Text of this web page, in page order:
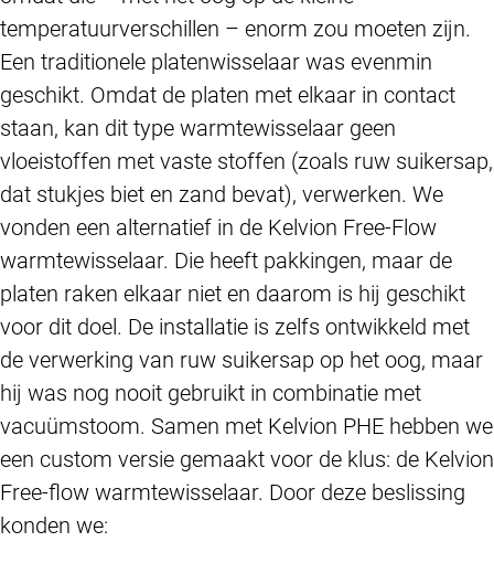
temperatuurverschillen – enorm zou moeten zijn.
Een traditionele platenwisselaar was evenmin
geschikt. Omdat de platen met elkaar in contact
staan, kan dit type warmtewisselaar geen
vloeistoffen met vaste stoffen (zoals ruw suikersap,
dat stukjes biet en zand bevat), verwerken. We
vonden een alternatief in de Kelvion Free-Flow
warmtewisselaar. Die heeft pakkingen, maar de
platen raken elkaar niet en daarom is hij geschikt
voor dit doel. De installatie is zelfs ontwikkeld met
de verwerking van ruw suikersap op het oog, maar
hij was nog nooit gebruikt in combinatie met
vacuümstoom. Samen met Kelvion PHE hebben we
een custom versie gemaakt voor de klus: de Kelvion
Free-flow warmtewisselaar. Door deze beslissing
konden we: